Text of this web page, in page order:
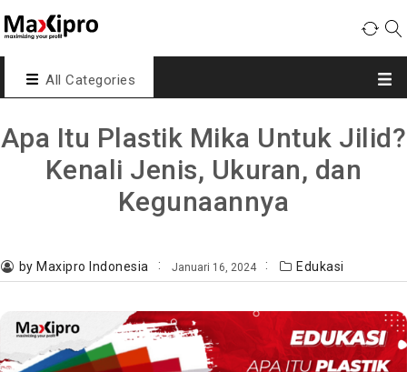
All Categories
Apa Itu Plastik Mika Untuk Jilid?
Kenali Jenis, Ukuran, dan
Kegunaannya
by Maxipro Indonesia Januari 16, 2024 Edukasi